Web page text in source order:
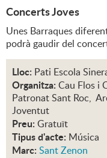
Concerts Joves
Unes Barraques
podrà gaudir del
Lloc: Pati Escola
Organitza: Cau Flos i
Patronat Sant Roc,
Joventut
Preu: Gratuït
Tipus d'acte: Música
Marc: Sant Zenon